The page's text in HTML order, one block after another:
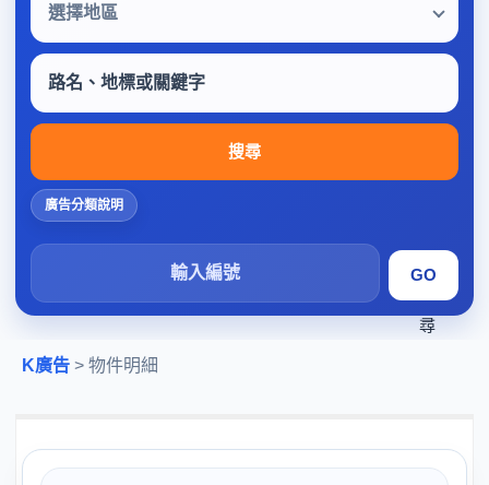
選擇地區
搜尋
廣告分類說明
搜
尋
K廣告 > 物件明細